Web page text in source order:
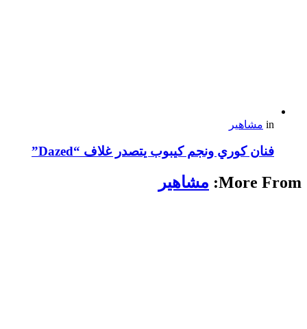
in مشاهير
فنان كوري ونجم كيبوب يتصدر غلاف “Dazed”
More From: مشاهير